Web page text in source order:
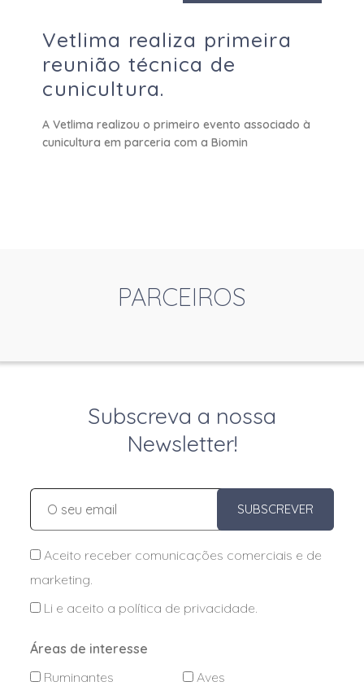
Vetlima realiza primeira
reunião técnica de
cunicultura.
A Vetlima realizou o primeiro evento associado à
cunicultura em parceria com a Biomin
PARCEIROS
Subscreva a nossa
Newsletter!
SUBSCREVER
Aceito receber comunicações comerciais e de
marketing.
Li e aceito a política de privacidade.
Áreas de interesse
Ruminantes
Aves